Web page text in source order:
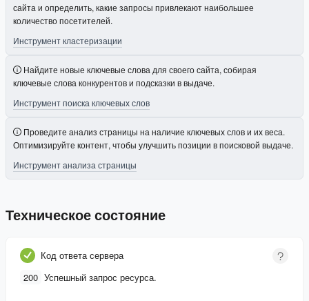
сайта и определить, какие запросы привлекают наибольшее
количество посетителей.
Инструмент кластеризации
Найдите новые ключевые слова для своего сайта, собирая
ключевые слова конкурентов и подсказки в выдаче.
Инструмент поиска ключевых слов
Проведите анализ страницы на наличие ключевых слов и их веса.
Оптимизируйте контент, чтобы улучшить позиции в поисковой выдаче.
Инструмент анализа страницы
Техническое состояние
Код ответа сервера
200 Успешный запрос ресурса.